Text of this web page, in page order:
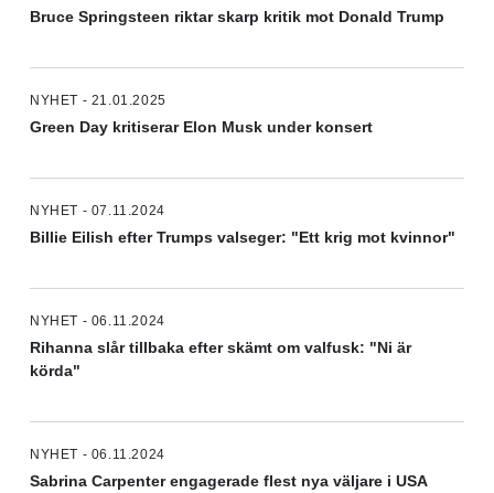
Bruce Springsteen riktar skarp kritik mot Donald Trump
NYHET - 21.01.2025
Green Day kritiserar Elon Musk under konsert
NYHET - 07.11.2024
Billie Eilish efter Trumps valseger: "Ett krig mot kvinnor"
NYHET - 06.11.2024
Rihanna slår tillbaka efter skämt om valfusk: "Ni är
körda"
NYHET - 06.11.2024
Sabrina Carpenter engagerade flest nya väljare i USA